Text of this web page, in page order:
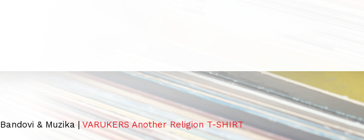
Bandovi & Muzika | VARUKERS Another Religion T-SHIRT